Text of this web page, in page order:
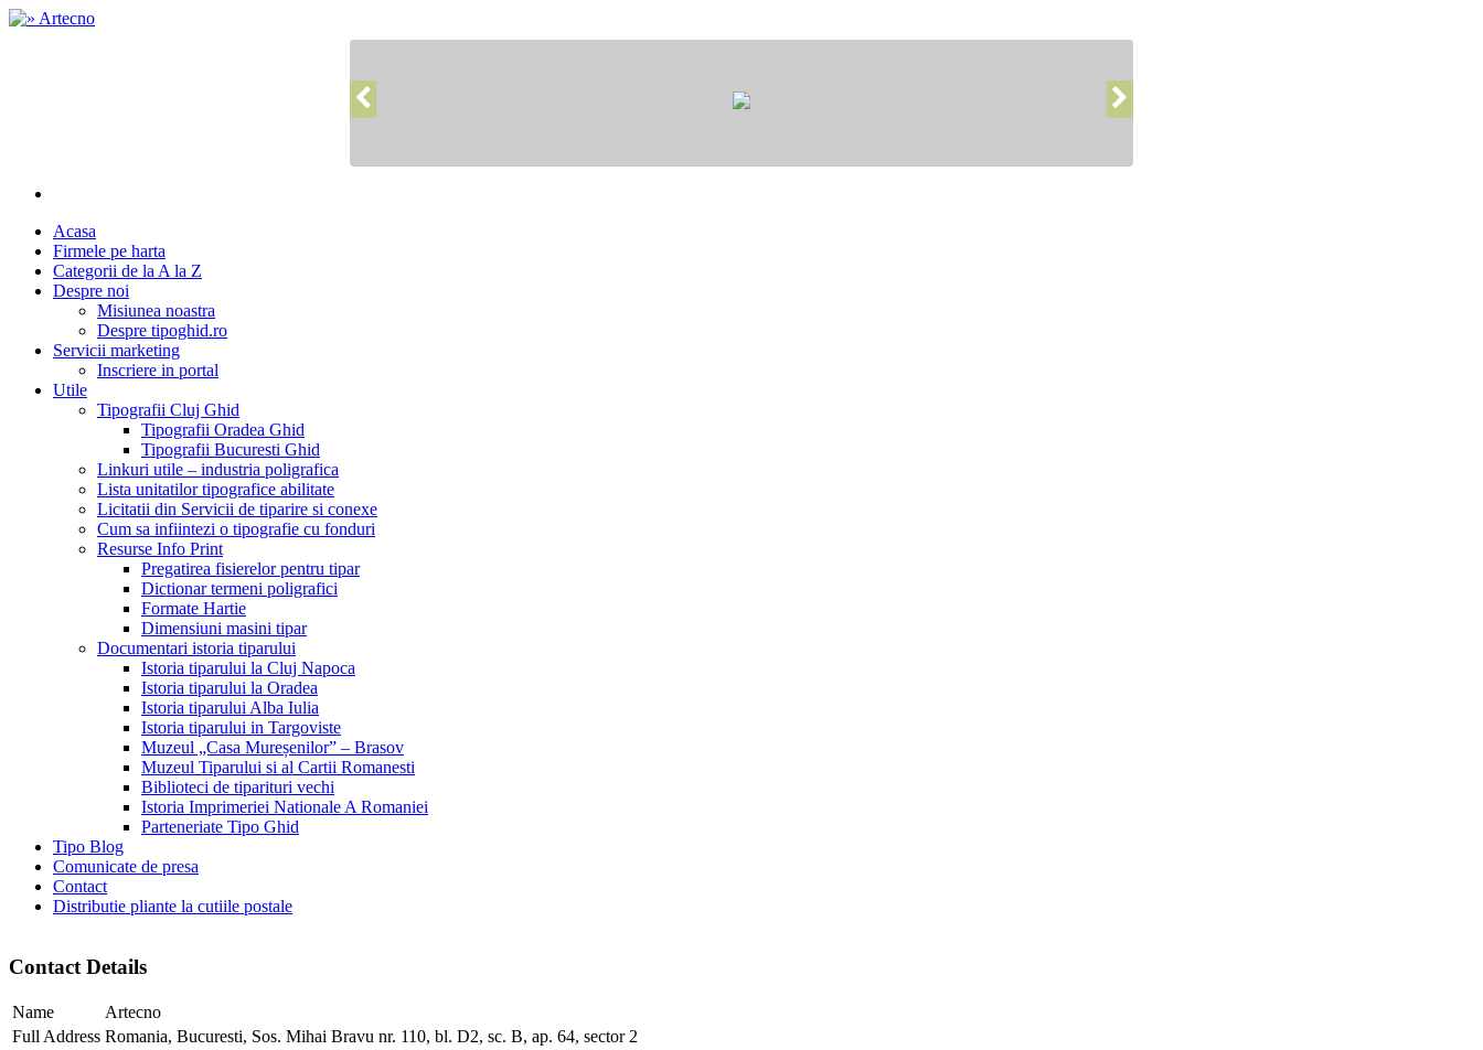
Acasa
Firmele pe harta
Categorii de la A la Z
Despre noi
Misiunea noastra
Despre tipoghid.ro
Servicii marketing
Inscriere in portal
Utile
Tipografii Cluj Ghid
Tipografii Oradea Ghid
Tipografii Bucuresti Ghid
Linkuri utile – industria poligrafica
Lista unitatilor tipografice abilitate
Licitatii din Servicii de tiparire si conexe
Cum sa infiintezi o tipografie cu fonduri
Resurse Info Print
Pregatirea fisierelor pentru tipar
Dictionar termeni poligrafici
Formate Hartie
Dimensiuni masini tipar
Documentari istoria tiparului
Istoria tiparului la Cluj Napoca
Istoria tiparului la Oradea
Istoria tiparului Alba Iulia
Istoria tiparului in Targoviste
Muzeul „Casa Mureșenilor” – Brasov
Muzeul Tiparului si al Cartii Romanesti
Biblioteci de tiparituri vechi
Istoria Imprimeriei Nationale A Romaniei
Parteneriate Tipo Ghid
Tipo Blog
Comunicate de presa
Contact
Distributie pliante la cutiile postale
Contact Details
Name
Artecno
Full Address Romania, Bucuresti, Sos. Mihai Bravu nr. 110, bl. D2, sc. B, ap. 64, sector 2